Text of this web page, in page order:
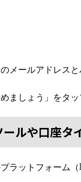
メールアドレス
めましょう」をタ
ールや口座タ
ラットフォーム